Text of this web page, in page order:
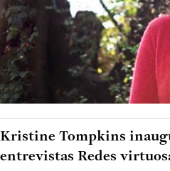
Kristine Tompkins
entrevistas Redes